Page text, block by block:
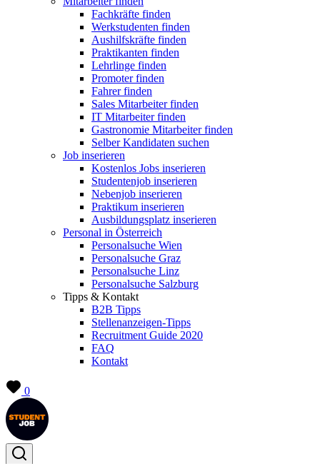
Fachkräfte finden
Werkstudenten finden
Aushilfskräfte finden
Praktikanten finden
Lehrlinge finden
Promoter finden
Fahrer finden
Sales Mitarbeiter finden
IT Mitarbeiter finden
Gastronomie Mitarbeiter finden
Selber Kandidaten suchen
Job inserieren
Kostenlos Jobs inserieren
Studentenjob inserieren
Nebenjob inserieren
Praktikum inserieren
Ausbildungsplatz inserieren
Personal in Österreich
Personalsuche Wien
Personalsuche Graz
Personalsuche Linz
Personalsuche Salzburg
Tipps & Kontakt
B2B Tipps
Stellenanzeigen-Tipps
Recruitment Guide 2020
FAQ
Kontakt
0